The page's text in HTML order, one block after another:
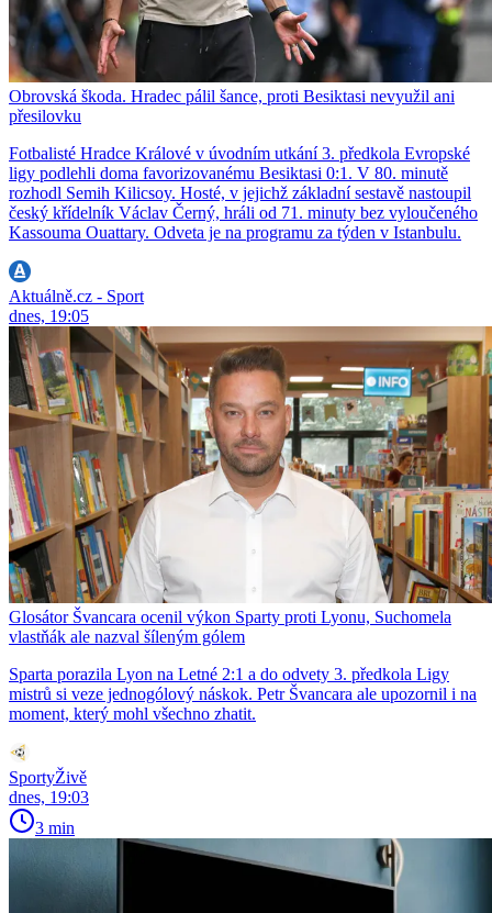
Obrovská škoda. Hradec pálil šance, proti Besiktasi nevyužil ani
přesilovku
Fotbalisté Hradce Králové v úvodním utkání 3. předkola Evropské
ligy podlehli doma favorizovanému Besiktasi 0:1. V 80. minutě
rozhodl Semih Kilicsoy. Hosté, v jejichž základní sestavě nastoupil
český křídelník Václav Černý, hráli od 71. minuty bez vyloučeného
Kassouma Ouattary. Odveta je na programu za týden v Istanbulu.
Aktuálně.cz - Sport
dnes, 19:05
Glosátor Švancara ocenil výkon Sparty proti Lyonu, Suchomela
vlastňák ale nazval šíleným gólem
Sparta porazila Lyon na Letné 2:1 a do odvety 3. předkola Ligy
mistrů si veze jednogólový náskok. Petr Švancara ale upozornil i na
moment, který mohl všechno zhatit.
SportyŽivě
dnes, 19:03
3 min